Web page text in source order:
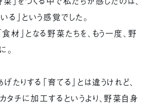
る」という感覚でした。
材」となる野菜たちを、もう一度、野
。
たりする「育てる」とは違うけれど、
チに加工するというより、野菜自身